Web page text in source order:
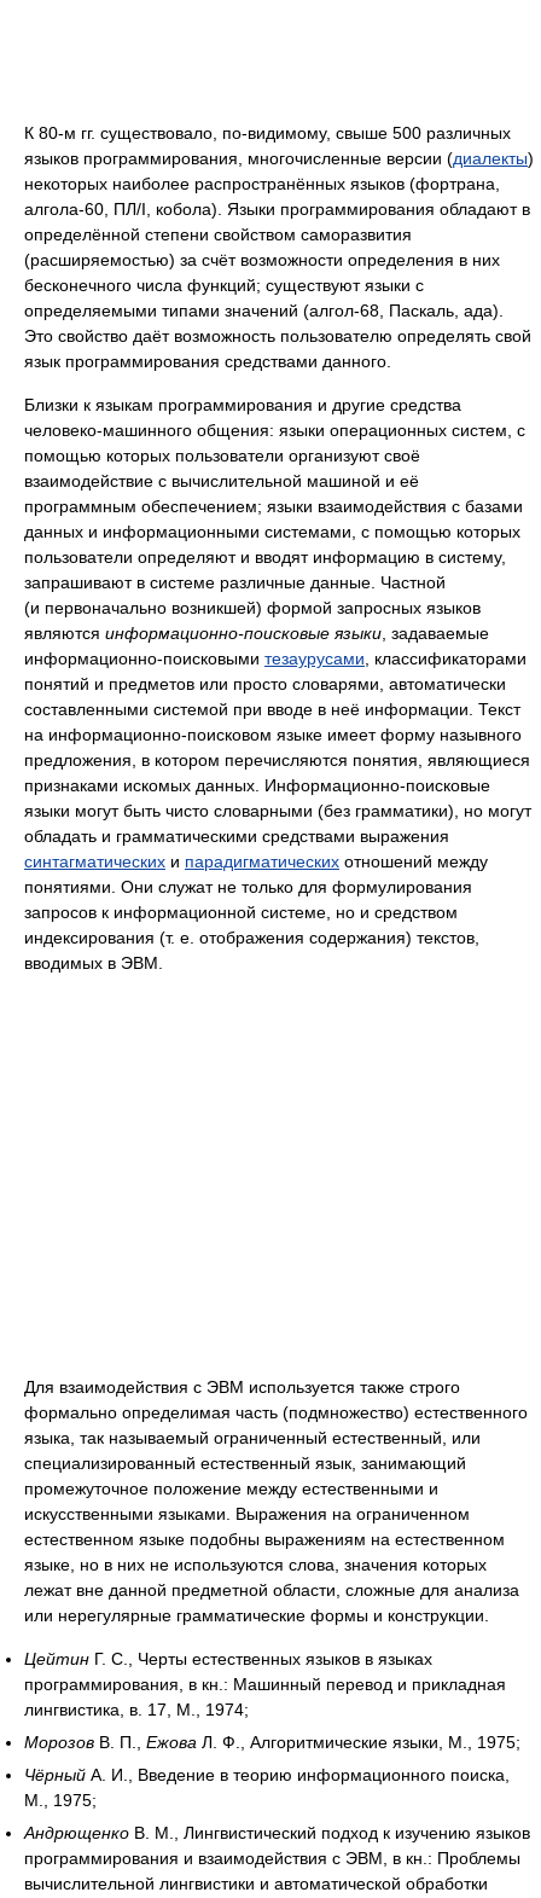
К 80‑м гг. существовало, по-видимому, свыше 500 различных
языков программирования, многочисленные версии (диалекты)
некоторых наиболее распространённых языков (фортрана,
алгола-60, ПЛ/I, кобола). Языки программирования обладают в
определённой степени свойством саморазвития
(расширяемостью) за счёт возможности определения в них
бесконечного числа функций; существуют языки с
определяемыми типами значений (алгол-68, Паскаль, ада).
Это свойство даёт возможность пользователю определять свой
язык программирования средствами данного.
Близки к языкам программирования и другие средства
человеко-машинного общения: языки операционных систем, с
помощью которых пользователи организуют своё
взаимодействие с вычислительной машиной и её
программным обеспечением; языки взаимодействия с базами
данных и информационными системами, с помощью которых
пользователи определяют и вводят информацию в систему,
запрашивают в системе различные данные. Частной
(и первоначально возникшей) формой запросных языков
являются информационно-поисковые языки , задаваемые
информационно-поисковыми тезаурусами , классификаторами
понятий и предметов или просто словарями, автоматически
составленными системой при вводе в неё информации. Текст
на информационно-поисковом языке имеет форму назывного
предложения, в котором перечисляются понятия, являющиеся
признаками искомых данных. Информационно-поисковые
языки могут быть чисто словарными (без грамматики), но могут
обладать и грамматическими средствами выражения
синтагматических и парадигматических отношений между
понятиями. Они служат не только для формулирования
запросов к информационной системе, но и средством
индексирования (т. е. отображения содержания) текстов,
вводимых в ЭВМ.
Для взаимодействия с ЭВМ используется также строго
формально определимая часть (подмножество) естественного
языка, так называемый ограниченный естественный, или
специализированный естественный язык, занимающий
промежуточное положение между естественными и
искусственными языками. Выражения на ограниченном
естественном языке подобны выражениям на естественном
языке, но в них не используются слова, значения которых
лежат вне данной предметной области, сложные для анализа
или нерегулярные грамматические формы и конструкции.
Цейтин Г. С., Черты естественных языков в языках
программирования, в кн.: Машинный перевод и прикладная
лингвистика, в. 17, М., 1974;
Морозов В. П., Ежова Л. Ф., Алгоритмические языки, М., 1975;
Чёрный А. И., Введение в теорию информационного поиска,
М., 1975;
Андрющенко В. М., Лингвистический подход к изучению языков
программирования и взаимодействия с ЭВМ, в кн.: Проблемы
вычислительной лингвистики и автоматической обработки